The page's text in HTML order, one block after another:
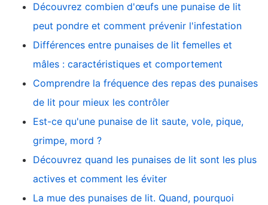
Découvrez combien d'œufs une punaise de lit
peut pondre et comment prévenir l'infestation
Différences entre punaises de lit femelles et
mâles : caractéristiques et comportement
Comprendre la fréquence des repas des punaises
de lit pour mieux les contrôler
Est-ce qu'une punaise de lit saute, vole, pique,
grimpe, mord ?
Découvrez quand les punaises de lit sont les plus
actives et comment les éviter
La mue des punaises de lit. Quand, pourquoi